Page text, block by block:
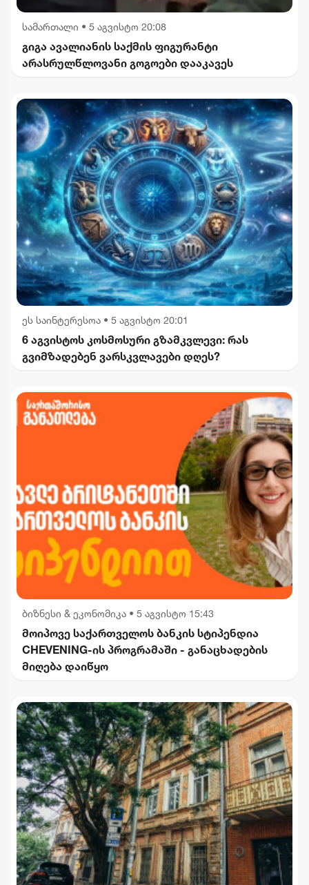
სამართალი • 5 აგვისტო 20:08
გიგა ავალიანის საქმის ფიგურანტი
არასრულწლოვანი გოგოები დააკავეს
ეს საინტერესოა • 5 აგვისტო 20:01
6 აგვისტოს კოსმოსური გზამკვლევი: რას
გვიმზადებენ ვარსკვლავები დღეს?
ბიზნესი & ეკონომიკა • 5 აგვისტო 15:43
მოიპოვე საქართველოს ბანკის სტიპენდია
CHEVENING-ის პროგრამაში - განაცხადების
მიღება დაიწყო